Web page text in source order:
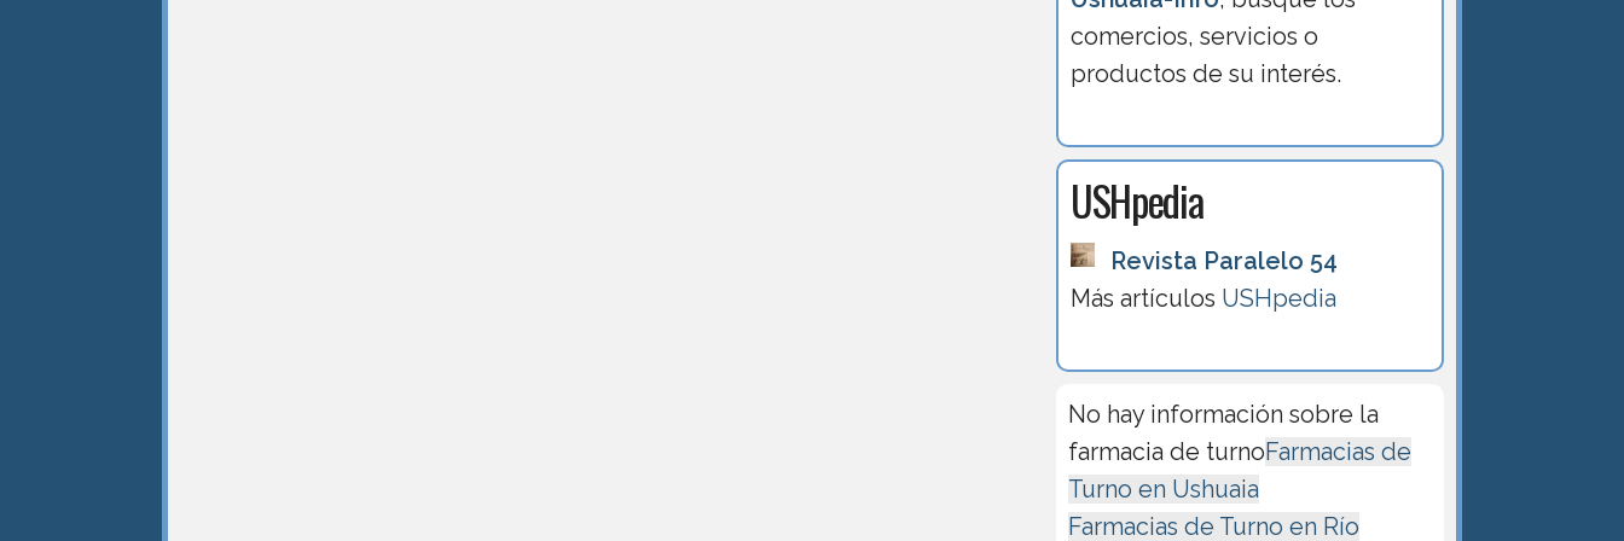
comercios, servicios o
productos de su interés.
USHpedia
Revista Paralelo 54
Más artículos USHpedia
No hay información sobre la
farmacia de turnoFarmacias de
Turno en Ushuaia
Farmacias de Turno en Río